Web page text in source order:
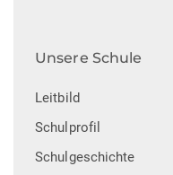
Unsere Schule
Leitbild
Schulprofil
Schulgeschichte